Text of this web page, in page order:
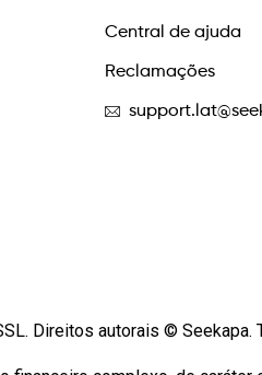
Central de ajuda
Reclamações
Direitos autorais ©